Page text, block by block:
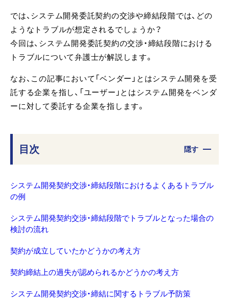
では、システム開発委託契約の交渉や締結段階では、どの
ようなトラブルが想定されるでしょうか？
今回は、システム開発委託契約の交渉・締結段階における
トラブルについて弁護士が解説します。
なお、この記事において「ベンダー」とはシステム開発を受
託する企業を指し、「ユーザー」とはシステム開発をベンダ
ーに対して委託する企業を指します。
目次 隠す
システム開発契約交渉・締結段階におけるよくあるトラブル
の例
システム開発契約交渉・締結段階でトラブルとなった場合の
検討の流れ
契約が成立していたかどうかの考え方
契約締結上の過失が認められるかどうかの考え方
システム開発契約交渉・締結に関するトラブル予防策